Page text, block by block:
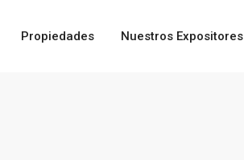
Propiedades Nuestros Expositores